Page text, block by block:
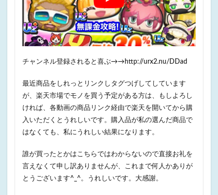
チャンネル登録されると喜ぶ→→http://urx2.nu/DDad
最近商品をしれっとリンクしタグつげしてしています
が、楽天市場でモノを買う予定がある方は、もしよろし
ければ、各動画の商品リンク経由で楽天を開いてから購
入いただくとうれしいです。購入品が私の選んだ商品で
はなくても、私にうれしい結果になります。
誰が買ったとかはこちらではわからないので直接お礼を
言えなくて申し訳ありませんが、これまで何人かありが
とうございます^_^。うれしいです。大感謝。